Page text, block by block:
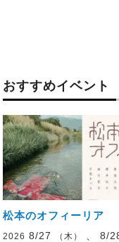
おすすめイベント
松本のオフィーリア
2026 8/27 （木） 、 8/